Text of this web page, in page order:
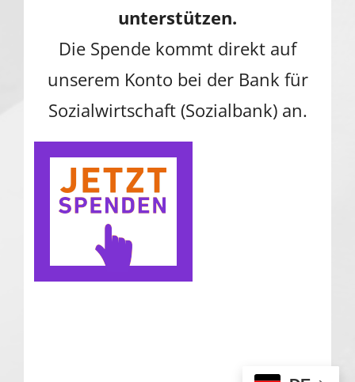
unterstützen.
Die Spende kommt direkt auf
unserem Konto bei der Bank für
Sozialwirtschaft (Sozialbank) an.